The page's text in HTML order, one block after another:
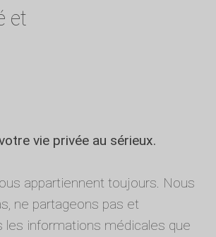
et
vie privée au sérieux.
appartiennent toujours. Nous
ne partageons pas et
les informations médicales que